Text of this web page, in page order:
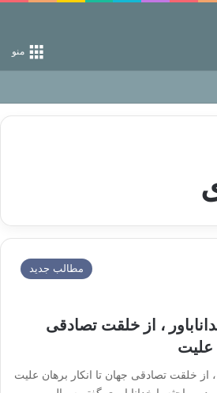
منو
دوری وکناره‌گیری از راه خداست‌!
مطالب جدید
، از خلقت تصادقی
علیت
از خلقت تصادقی جهان تا انکار برهان علیت